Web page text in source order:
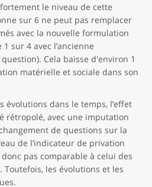
le niveau de cette
sur 6 ne peut pas remplacer
avec la nouvelle formulation
sur 4 avec l’ancienne
Cela baisse d'environ 1
matérielle et sociale dans son
évolutions dans le temps, l’effet
rétropolé, avec une imputation
de questions sur la
de l’indicateur de privation
pas comparable à celui des
les évolutions et les